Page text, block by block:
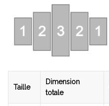
Taille
Dimension
totale